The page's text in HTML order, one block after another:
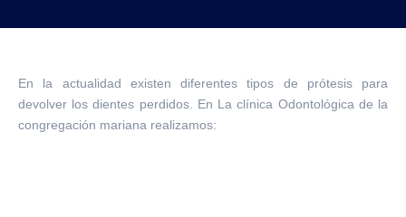
En la actualidad existen diferentes tipos de prótesis para
devolver los dientes perdidos. En La clínica Odontológica de la
congregación mariana realizamos: